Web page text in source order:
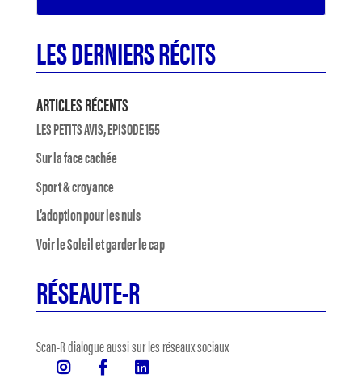
LES DERNIERS RÉCITS
ARTICLES RÉCENTS
LES PETITS AVIS, EPISODE 155
Sur la face cachée
Sport & croyance
L’adoption pour les nuls
Voir le Soleil et garder le cap
RÉSEAUTE-R
Scan-R dialogue aussi sur les réseaux sociaux